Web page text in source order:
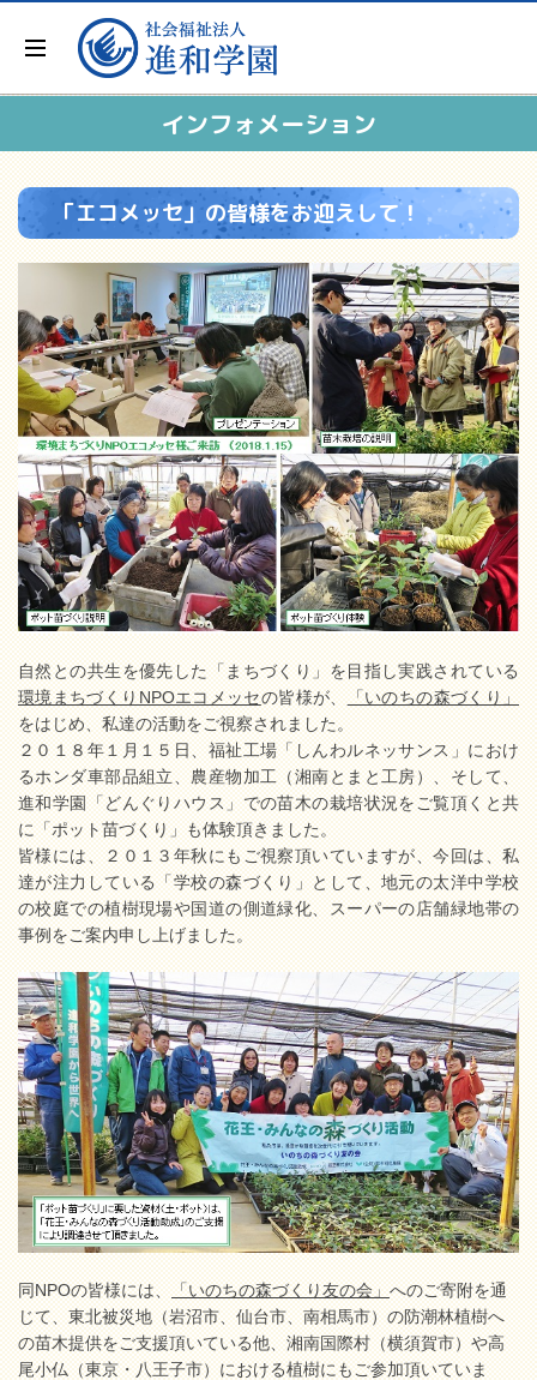
インフォメーション
「エコメッセ」の皆様をお迎えして！
自然との共生を優先した「まちづくり」を目指し実践されている
環境まちづくりNPOエコメッセの皆様が、「いのちの森づくり」
をはじめ、私達の活動をご視察されました。
２０１８年１月１５日、福祉工場「しんわルネッサンス」におけ
るホンダ車部品組立、農産物加工（湘南とまと工房）、そして、
進和学園「どんぐりハウス」での苗木の栽培状況をご覧頂くと共
に「ポット苗づくり」も体験頂きました。
皆様には、２０１３年秋にもご視察頂いていますが、今回は、私
達が注力している「学校の森づくり」として、地元の太洋中学校
の校庭での植樹現場や国道の側道緑化、スーパーの店舗緑地帯の
事例をご案内申し上げました。
同NPOの皆様には、「いのちの森づくり友の会」へのご寄附を通
じて、東北被災地（岩沼市、仙台市、南相馬市）の防潮林植樹へ
の苗木提供をご支援頂いている他、湘南国際村（横須賀市）や高
尾小仏（東京・八王子市）における植樹にもご参加頂いていま